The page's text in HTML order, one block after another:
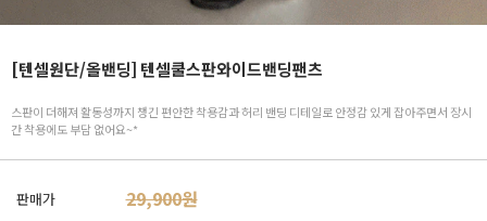
[텐셀원단/올밴딩] 텐셀쿨스판와이드밴딩팬츠
스판이 더해져 활동성까지 챙긴 편안한 착용감과 허리 밴딩 디테일로 안정감 있게 잡아주면서 장시
간 착용에도 부담 없어요~*
판매가 29,900원